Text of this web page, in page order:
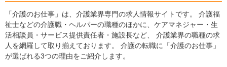
「介護のお仕事」は、介護業界専門の求人情報サイトです。 介護福
祉士などの介護職・ヘルパーの職種のほかに、ケアマネジャー・生
活相談員・サービス提供責任者・施設長など、 介護業界の職種の求
人を網羅して取り揃えております。 介護の転職に「介護のお仕事」
が選ばれる3つの理由をご紹介します。